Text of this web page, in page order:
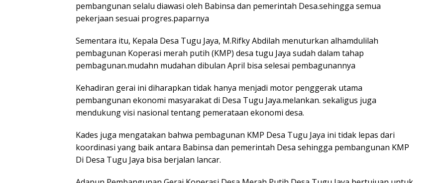
pembangunan selalu diawasi oleh Babinsa dan pemerintah Desa.sehingga semua
pekerjaan sesuai progres.paparnya
Sementara itu, Kepala Desa Tugu Jaya, M.Rifky Abdilah menuturkan alhamdulilah
pembagunan Koperasi merah putih (KMP) desa tugu Jaya sudah dalam tahap
pembagunan.mudahn mudahan dibulan April bisa selesai pembagunannya
Kehadiran gerai ini diharapkan tidak hanya menjadi motor penggerak utama
pembangunan ekonomi masyarakat di Desa Tugu Jaya.melankan. sekaligus juga
mendukung visi nasional tentang pemerataan ekonomi desa.
Kades juga mengatakan bahwa pembagunan KMP Desa Tugu Jaya ini tidak lepas dari
koordinasi yang baik antara Babinsa dan pemerintah Desa sehingga pembangunan KMP
Di Desa Tugu Jaya bisa berjalan lancar.